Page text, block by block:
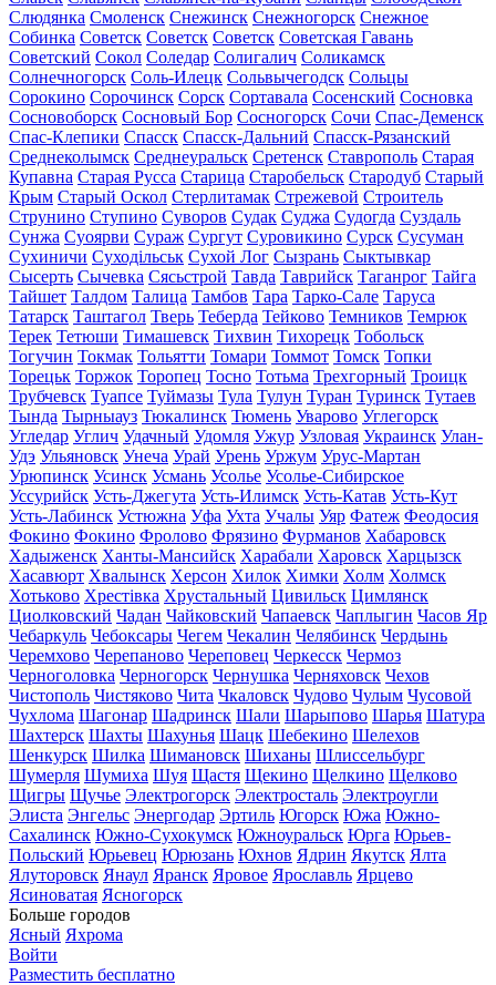
Слюдянка Смоленск Снежинск Снежногорск Снежное
Собинка Советск Советск Советск Советская Гавань
Советский Сокол Соледар Солигалич Соликамск
Солнечногорск Соль-Илецк Сольвычегодск Сольцы
Сорокино Сорочинск Сорск Сортавала Сосенский Сосновка
Сосновоборск Сосновый Бор Сосногорск Сочи Спас-Деменск
Спас-Клепики Спасск Спасск-Дальний Спасск-Рязанский
Среднеколымск Среднеуральск Сретенск Ставрополь Старая
Купавна Старая Русса Старица Старобельск Стародуб Старый
Крым Старый Оскол Стерлитамак Стрежевой Строитель
Струнино Ступино Суворов Судак Суджа Судогда Суздаль
Сунжа Суоярви Сураж Сургут Суровикино Сурск Сусуман
Сухиничи Суходільськ Сухой Лог Сызрань Сыктывкар
Сысерть Сычевка Сясьстрой Тавда Таврийск Таганрог Тайга
Тайшет Талдом Талица Тамбов Тара Тарко-Сале Таруса
Татарск Таштагол Тверь Теберда Тейково Темников Темрюк
Терек Тетюши Тимашевск Тихвин Тихорецк Тобольск
Тогучин Токмак Тольятти Томари Томмот Томск Топки
Торецьк Торжок Торопец Тосно Тотьма Трехгорный Троицк
Трубчевск Туапсе Туймазы Тула Тулун Туран Туринск Тутаев
Тында Тырныауз Тюкалинск Тюмень Уварово Углегорск
Угледар Углич Удачный Удомля Ужур Узловая Украинск Улан-
Удэ Ульяновск Унеча Урай Урень Уржум Урус-Мартан
Урюпинск Усинск Усмань Усолье Усолье-Сибирское
Уссурийск Усть-Джегута Усть-Илимск Усть-Катав Усть-Кут
Усть-Лабинск Устюжна Уфа Ухта Учалы Уяр Фатеж Феодосия
Фокино Фокино Фролово Фрязино Фурманов Хабаровск
Хадыженск Ханты-Мансийск Харабали Харовск Харцызск
Хасавюрт Хвалынск Херсон Хилок Химки Холм Холмск
Хотьково Хрестівка Хрустальный Цивильск Цимлянск
Циолковский Чадан Чайковский Чапаевск Чаплыгин Часов Яр
Чебаркуль Чебоксары Чегем Чекалин Челябинск Чердынь
Черемхово Черепаново Череповец Черкесск Чермоз
Черноголовка Черногорск Чернушка Черняховск Чехов
Чистополь Чистяково Чита Чкаловск Чудово Чулым Чусовой
Чухлома Шагонар Шадринск Шали Шарыпово Шарья Шатура
Шахтерск Шахты Шахунья Шацк Шебекино Шелехов
Шенкурск Шилка Шимановск Шиханы Шлиссельбург
Шумерля Шумиха Шуя Щастя Щекино Щелкино Щелково
Щигры Щучье Электрогорск Электросталь Электроугли
Элиста Энгельс Энергодар Эртиль Югорск Южа Южно-
Сахалинск Южно-Сухокумск Южноуральск Юрга Юрьев-
Польский Юрьевец Юрюзань Юхнов Ядрин Якутск Ялта
Ялуторовск Янаул Яранск Яровое Ярославль Ярцево
Ясиноватая Ясногорск
Больше городов
Ясный Яхрома
Войти
Разместить бесплатно